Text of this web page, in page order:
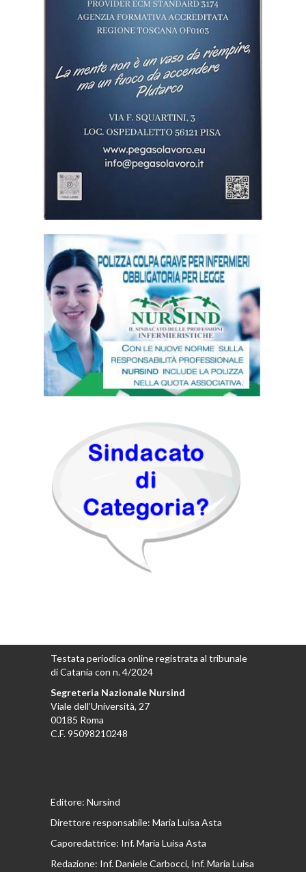
Testata periodica online registrata al tribunale
di Catania con n. 4/2024
Segreteria Nazionale Nursind
Viale dell’Università, 27
00185 Roma
C.F. 95098210248
Editore: Nursind
Direttore responsabile: Maria Luisa Asta
Caporedattrice: Inf. Maria Luisa Asta
Redazione: Inf. Daniele Carbocci, Inf. Maria Luisa